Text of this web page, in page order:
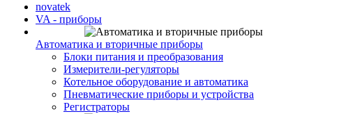
novatek
VA - приборы
Автоматика и вторичные приборы
Блоки питания и преобразования
Измерители-регуляторы
Котельное оборудование и автоматика
Пневматические приборы и устройства
Регистраторы